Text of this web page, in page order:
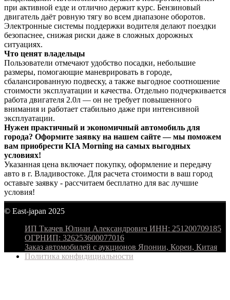
при активной езде и отлично держит курс. Бензиновый
двигатель даёт ровную тягу во всем диапазоне оборотов.
Электронные системы поддержки водителя делают поездки
безопаснее, снижая риски даже в сложных дорожных
ситуациях.
Что ценят владельцы
Пользователи отмечают удобство посадки, небольшие
размеры, помогающие маневрировать в городе,
сбалансированную подвеску, а также выгодное соотношение
стоимости эксплуатации и качества. Отдельно подчеркивается
работа двигателя 2.0л — он не требует повышенного
внимания и работает стабильно даже при интенсивной
эксплуатации.
Нужен практичный и экономичный автомобиль для
города? Оформите заявку на нашем сайте — мы поможем
вам приобрести KIA Morning на самых выгодных
условиях!
Указанная цена включает покупку, оформление и передачу
авто в г. Владивостоке. Для расчета стоимости в ваш город
оставьте заявку - рассчитаем бесплатно для вас лучшие
условия!
© East-japan 2025
ИП Ткачев Юлиан Александрович ИНН: 251200709185
ОГРНИП: 326253600077016
Заказ автомобилей с аукционов Японии, Кореи, Китая
Политика конфидициальности